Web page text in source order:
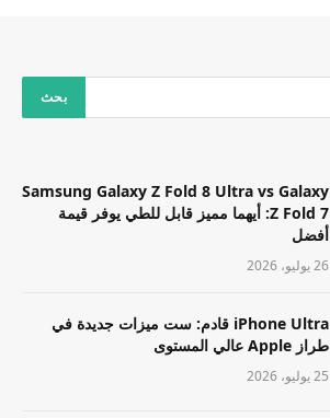
Samsung Galaxy Z Fold 8 Ultra vs Galaxy
Z Fold 7: أيهما مميز قابل للطي يوفر قيمة
أفضل
26 يوليو، 2026
iPhone Ultra قادم: ست ميزات جديدة في
طراز Apple عالي المستوى
25 يوليو، 2026